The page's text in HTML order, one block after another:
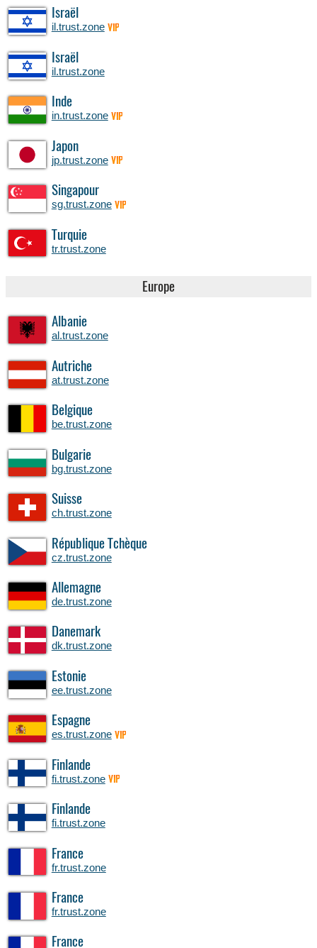
Israël
il.trust.zone VIP
Israël
il.trust.zone
Inde
in.trust.zone VIP
Japon
jp.trust.zone VIP
Singapour
sg.trust.zone VIP
Turquie
tr.trust.zone
Europe
Albanie
al.trust.zone
Autriche
at.trust.zone
Belgique
be.trust.zone
Bulgarie
bg.trust.zone
Suisse
ch.trust.zone
République Tchèque
cz.trust.zone
Allemagne
de.trust.zone
Danemark
dk.trust.zone
Estonie
ee.trust.zone
Espagne
es.trust.zone VIP
Finlande
fi.trust.zone VIP
Finlande
fi.trust.zone
France
fr.trust.zone
France
fr.trust.zone
France